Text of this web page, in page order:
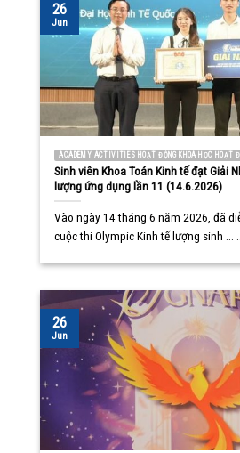
ACADEMY ACTIVITIES HOẠT ĐỘNG KHOA HỌC HOẠT
Sinh viên Khoa Toán Kinh tế đạt Giải
lượng ứng dụng lần 11 (14.6.2026)
Vào ngày 14 tháng 6 năm 2026, đã
cuộc thi Olympic Kinh tế lượng sinh ... ...
26
Jun
26
Jun